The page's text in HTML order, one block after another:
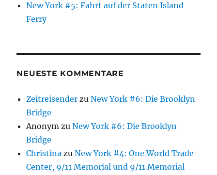
New York #5: Fahrt auf der Staten Island
Ferry
NEUESTE KOMMENTARE
Zeitreisender zuNew York #6: Die Brooklyn
Bridge
Anonym zuNew York #6: Die Brooklyn
Bridge
Christina zuNew York #4: One World Trade
Center, 9/11 Memorial und 9/11 Memorial